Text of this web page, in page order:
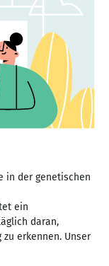
in der genetischen
ein
daran,
erkennen. Unser